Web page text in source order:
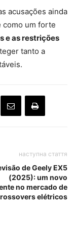
acusações ainda
como um forte
e as restrições
tanto a
наступна стаття
de Geely EX5
(2025): um novo
no mercado de
elétricos